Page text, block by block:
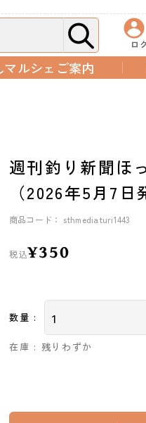
ロ
マルシェご案内
週刊釣り新聞ほ
（2026年5月7日
商品コード： sthmediaturi1443
税込¥350
数量 :
在庫 : 残りわずか